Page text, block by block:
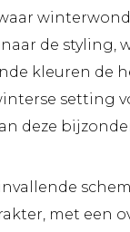
de styling,
kleuren de
setting
deze
met een